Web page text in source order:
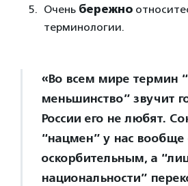
Очень бережно
терминологии.
«Во всем мире термин
меньшинство” звучит
России его не любят.
“нацмен” у нас вообще
оскорбительным, а
национальности”